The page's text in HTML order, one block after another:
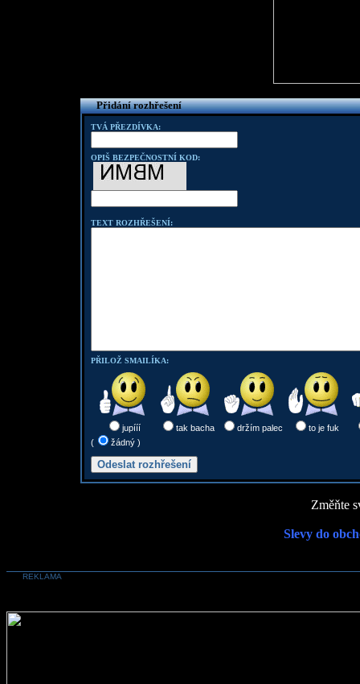
Přidání rozhřešení
TVÁ PŘEZDÍVKA:
OPIŠ BEZPEČNOSTNÍ KOD:
TEXT ROZHŘEŠENÍ:
PŘILOŽ SMAILÍKA:
jupííí tak bacha držím palec
to je fuk
(
žádný )
Změňte
Slevy do
REKLAMA